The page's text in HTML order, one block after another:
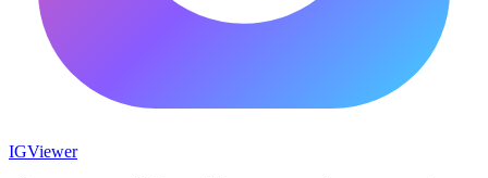
IGViewer